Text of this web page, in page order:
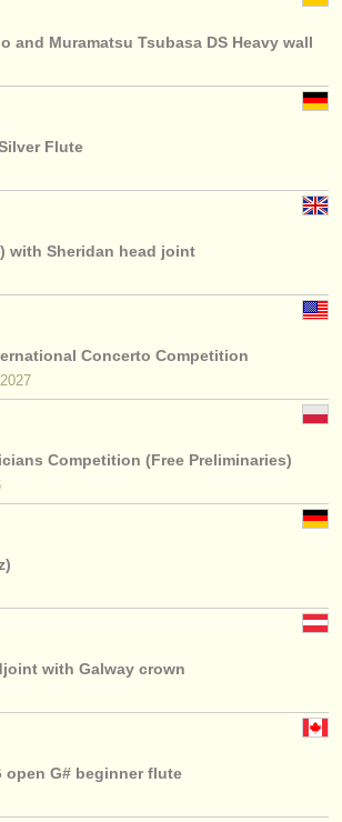
and Muramatsu Tsubasa DS Heavy wall
Flute
with Sheridan head joint
Concerto Competition
2027
Competition (Free Preliminaries)
with Galway crown
open G# beginner flute